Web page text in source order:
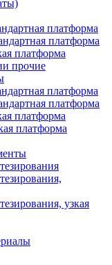
платформа
платформа
платформа
прочие
платформа
платформа
платформа
платформа
узкая